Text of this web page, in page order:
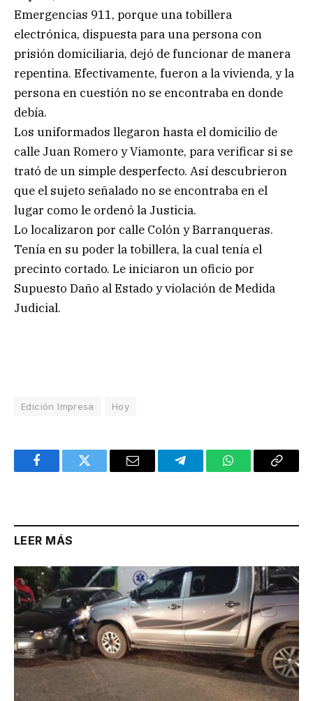
Emergencias 911, porque una tobillera
electrónica, dispuesta para una persona con
prisión domiciliaria, dejó de funcionar de manera
repentina. Efectivamente, fueron a la vivienda, y la
persona en cuestión no se encontraba en donde
debía.
Los uniformados llegaron hasta el domicilio de
calle Juan Romero y Viamonte, para verificar si se
trató de un simple desperfecto. Así descubrieron
que el sujeto señalado no se encontraba en el
lugar como le ordenó la Justicia.
Lo localizaron por calle Colón y Barranqueras.
Tenía en su poder la tobillera, la cual tenía el
precinto cortado. Le iniciaron un oficio por
Supuesto Daño al Estado y violación de Medida
Judicial.
Edición Impresa Hoy
FacebookTwitter Email TelegramWhatsAppCopy
LEER MÁS